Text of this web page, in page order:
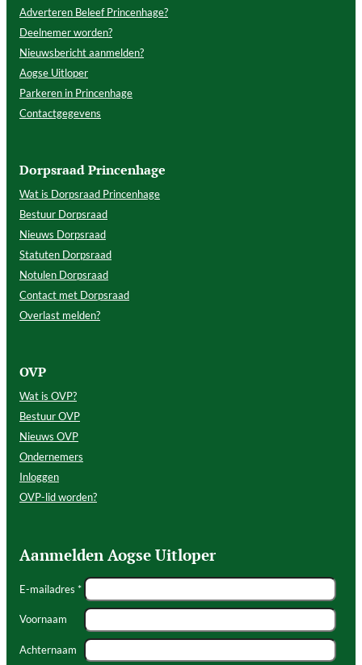
Adverteren Beleef Princenhage?
Deelnemer worden?
Nieuwsbericht aanmelden?
Aogse Uitloper
Parkeren in Princenhage
Contactgegevens
Dorpsraad Princenhage
Wat is Dorpsraad Princenhage
Bestuur Dorpsraad
Nieuws Dorpsraad
Statuten Dorpsraad
Notulen Dorpsraad
Contact met Dorpsraad
Overlast melden?
OVP
Wat is OVP?
Bestuur OVP
Nieuws OVP
Ondernemers
Inloggen
OVP-lid worden?
Aanmelden Aogse Uitloper
E-mailadres *
Voornaam
Achternaam